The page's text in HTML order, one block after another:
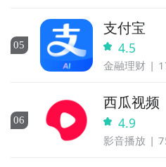
05
支付宝
4.5
金融理财
06
西瓜视频
4.9
影音播放